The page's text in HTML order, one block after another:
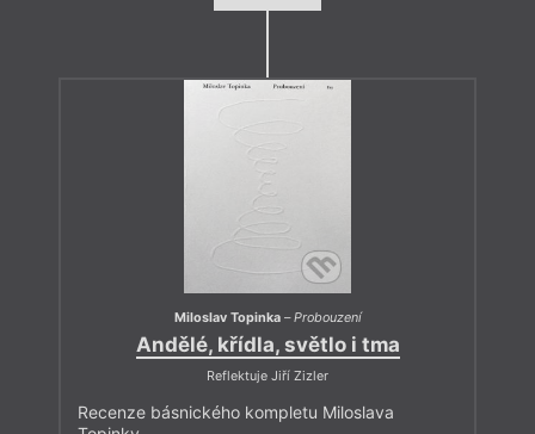
Miloslav Topinka–Probouzení
Andělé, křídla, světlo i tma
Reflektuje Jiří Zizler
Recenze básnického kompletu Miloslava